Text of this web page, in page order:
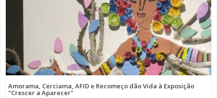
Amorama, Cerciama, AFID e Recomeço dão Vida à Exposição
"Crescer a Aparecer"